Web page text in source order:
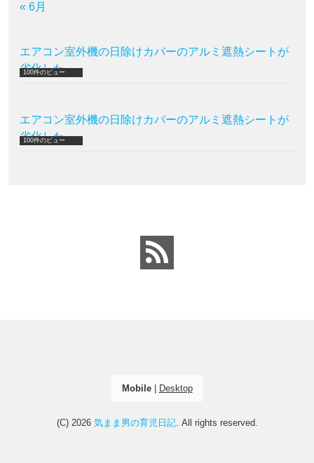
« 6月
エアコン室外機の日除けカバーのアルミ遮熱シートが
劣化した
100件のビュー
エアコン室外機の日除けカバーのアルミ遮熱シートが
劣化した
100件のビュー
Mobile| Desktop
(C) 2026 気まま男の育児日記. All rights reserved.